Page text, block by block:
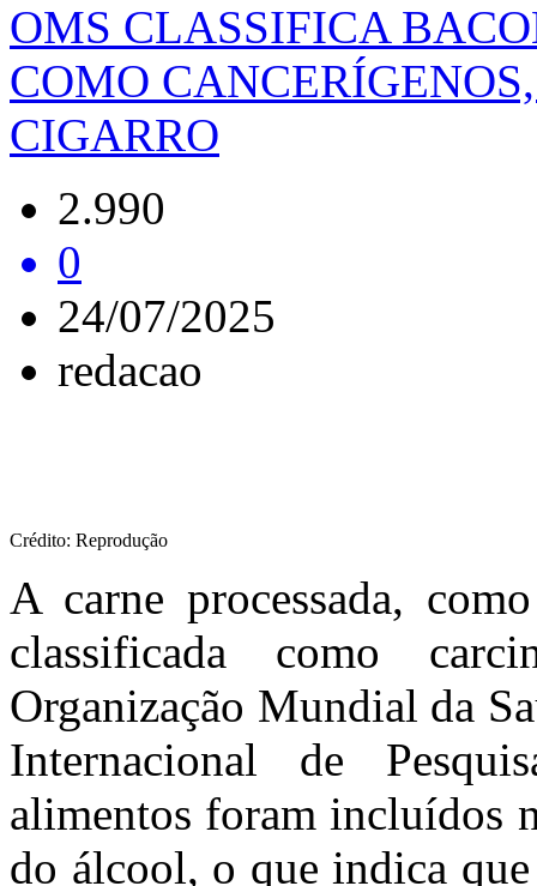
OMS CLASSIFICA
COMO
CIGARRO
2.990
0
24/07/2025
redacao
Crédito: Reprodução
A carne processada,
classificada como
Organização Mundial da
Internacional de
alimentos foram incluídos
do álcool, o que indica